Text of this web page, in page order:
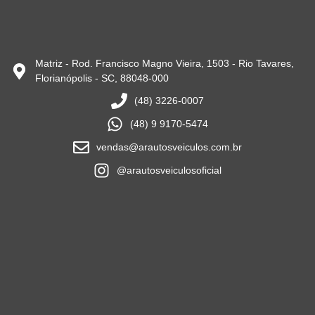
Matriz - Rod. Francisco Magno Vieira, 1503 - Rio Tavares,
Florianópolis - SC, 88048-000
(48) 3226-0007
(48) 9 9170-5474
vendas@arautosveiculos.com.br
@arautosveiculosoficial